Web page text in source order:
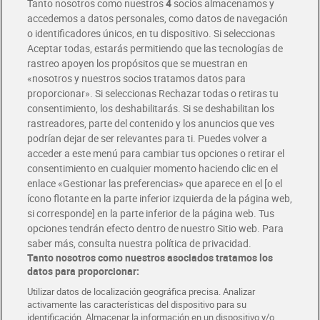
Envío gratis por compras superiores a 100€
Envío estandar por 4,99€
Glovo y Uber Eats
Solicita tu factura de Glovo o Uber Eats
Únete al CLUB Dia
Disfruta las ventajas y ofertas exclusivas.
Descárgate la APP Dia
Folletos y Tiendas
Descubre las mejores ofertas y busca tu tienda más cercana
Tarjeta MaX Dia
Te devuelve hasta 8€/mes de tus compras.
¡Solicita tu tarjeta de crédito aquí!
COMER MEJOR CADA DIA
Tanto nosotros como nuestros4socios almacenamos y
accedemos a datos personales, como datos de navegación
o identificadores únicos, en tu dispositivo. Si seleccionas
Aceptar todas, estarás permitiendo que las tecnologías de
rastreo apoyen los propósitos que se muestran en
«nosotros y nuestros socios tratamos datos para
proporcionar». Si seleccionas Rechazar todas o retiras tu
consentimiento, los deshabilitarás. Si se deshabilitan los
rastreadores, parte del contenido y los anuncios que ves
podrían dejar de ser relevantes para ti. Puedes volver a
acceder a este menú para cambiar tus opciones o retirar el
consentimiento en cualquier momento haciendo clic en el
enlace «Gestionar las preferencias» que aparece en el [o el
ícono flotante en la parte inferior izquierda de la página web,
si corresponde] en la parte inferior de la página web. Tus
opciones tendrán efecto dentro de nuestro Sitio web. Para
saber más, consulta nuestra política de privacidad.
Tanto nosotros como nuestros asociados tratamos los
datos para proporcionar:
Utilizar datos de localización geográfica precisa. Analizar
activamente las características del dispositivo para su
identificación. Almacenar la información en un dispositivo y/o